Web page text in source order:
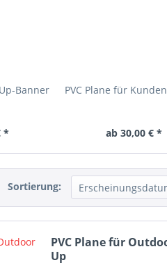
Banner
*
PVC Plane für
ab 30,00 € *
Sortierung:
PVC Plane für
Up